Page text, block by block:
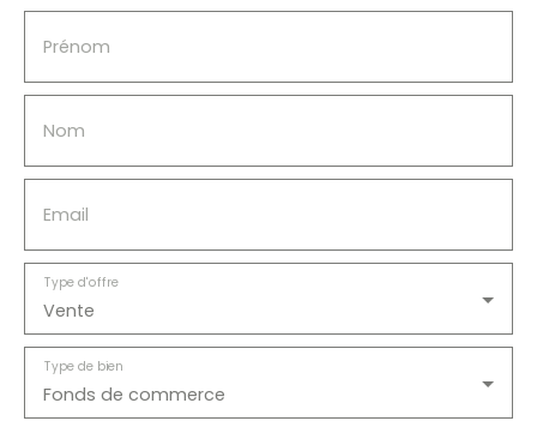
Prénom
Nom
Email
Vente
Type d'offre
Fonds de commerce
Type de bien